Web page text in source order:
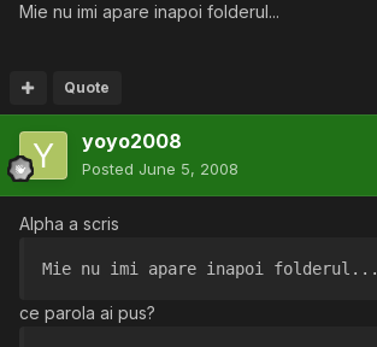
Mie nu imi apare inapoi folderul...
Quote
yoyo2008
Posted June 5, 2008
Alpha a scris
Mie nu imi apare inapoi folderul...
ce parola ai pus?